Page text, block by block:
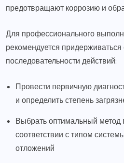
предотвращают коррозию и
Для профессионального
рекомендуется
последовательности действий:
Провести первичную
и определить степень
Выбрать оптимальный метод
соответствии с типом
отложений